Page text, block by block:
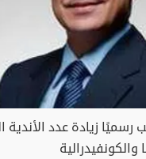
رسميًا زيادة عدد